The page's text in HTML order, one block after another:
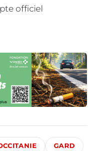
officiel
GARD